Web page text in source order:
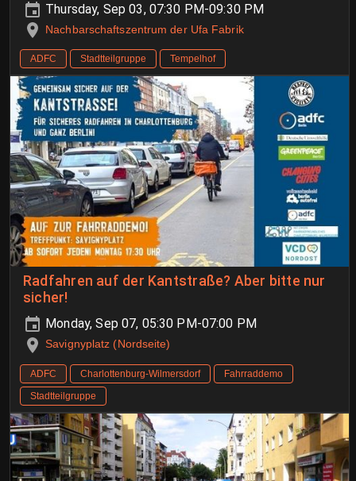
Thursday, Sep 03, 07:30 PM-09:30 PM
Nachbarschaftszentrum der Ufa Fabrik
ADFC Stadtteilgruppe Tempelhof
Radfahren auf der Kantstraße? Aber bitte nur
sicher!
Monday, Sep 07, 05:30 PM-07:00 PM
Savignyplatz (Nordseite)
ADFC Charlottenburg-Wilmersdorf
Fahrraddemo
Stadtteilgruppe